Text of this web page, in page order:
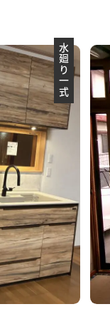
水廻り一式